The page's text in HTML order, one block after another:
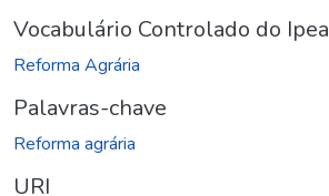
Vocabulário Controlado do Ipea
Reforma Agrária
Palavras-chave
Reforma agrária
URI